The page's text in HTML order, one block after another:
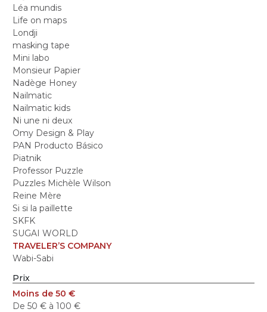
Léa mundis
Life on maps
Londji
masking tape
Mini labo
Monsieur Papier
Nadège Honey
Nailmatic
Nailmatic kids
Ni une ni deux
Omy Design & Play
PAN Producto Básico
Piatnik
Professor Puzzle
Puzzles Michèle Wilson
Reine Mère
Si si la paillette
SKFK
SUGAI WORLD
TRAVELER’S COMPANY
Wabi-Sabi
Prix
Moins de 50 €
De 50 € à 100 €